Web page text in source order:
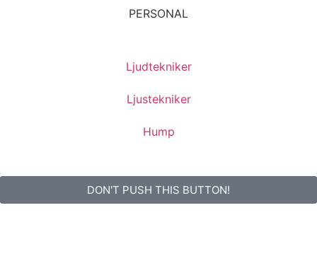
PERSONAL
Ljudtekniker
Ljustekniker
Hump
DON'T PUSH THIS BUTTON!